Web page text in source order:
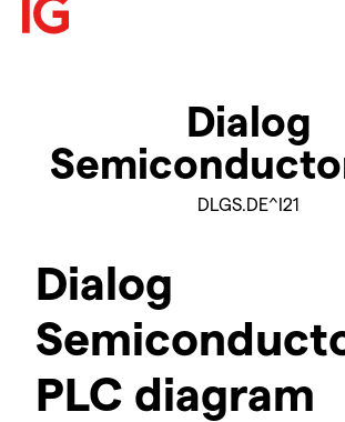
Dialog
DLGS.DE^I21
Dialog
PLC diagram